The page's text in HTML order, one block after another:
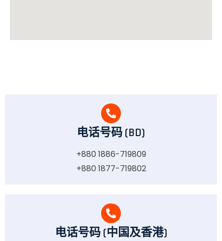
电话号码 (BD)
+880 1886-719809
+880 1877-719802
电话号码 (中国及香港)